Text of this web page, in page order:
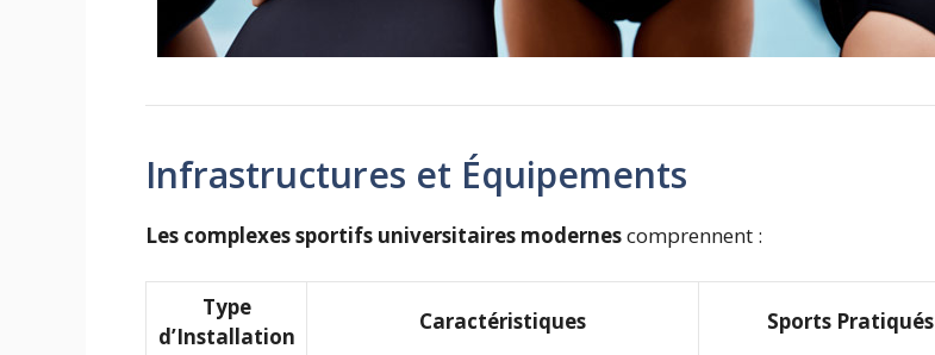
Infrastructures et Équipements
Les complexes sportifs universitaires modernescomprennent :
Type
d’Installation
Caractéristiques Sports Pratiqués